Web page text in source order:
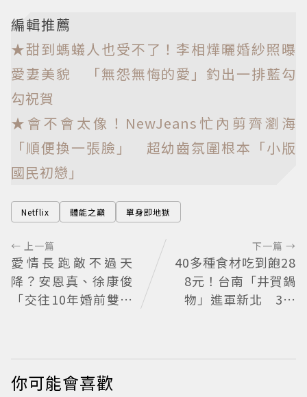
編輯推薦
★甜到螞蟻人也受不了！李相燁曬婚紗照曝
愛妻美貌 「無怨無悔的愛」釣出一排藍勾
勾祝賀
★會不會太像！NewJeans忙內剪齊瀏海
「順便換一張臉」 超幼齒氛圍根本「小版
國民初戀」
Netflix 體能之巔 單身即地獄
← 上一篇
愛情長跑敵不過天
降？安恩真、徐康俊
「交往10年婚前雙出
下一篇 →
40多種食材吃到飽28
8元！台南「井賀鍋
物」進軍新北 3人
你可能會喜歡